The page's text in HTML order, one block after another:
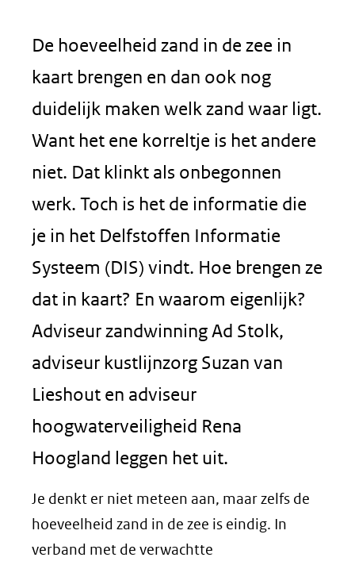
De hoeveelheid zand in de zee in
kaart brengen en dan ook nog
duidelijk maken welk zand waar ligt.
Want het ene korreltje is het andere
niet. Dat klinkt als onbegonnen
werk. Toch is het de informatie die
je in het Delfstoffen Informatie
Systeem (DIS) vindt. Hoe brengen ze
dat in kaart? En waarom eigenlijk?
Adviseur zandwinning Ad Stolk,
adviseur kustlijnzorg Suzan van
Lieshout en adviseur
hoogwaterveiligheid Rena
Hoogland leggen het uit.
Je denkt er niet meteen aan, maar zelfs de
hoeveelheid zand in de zee is eindig. In
verband met de verwachtte